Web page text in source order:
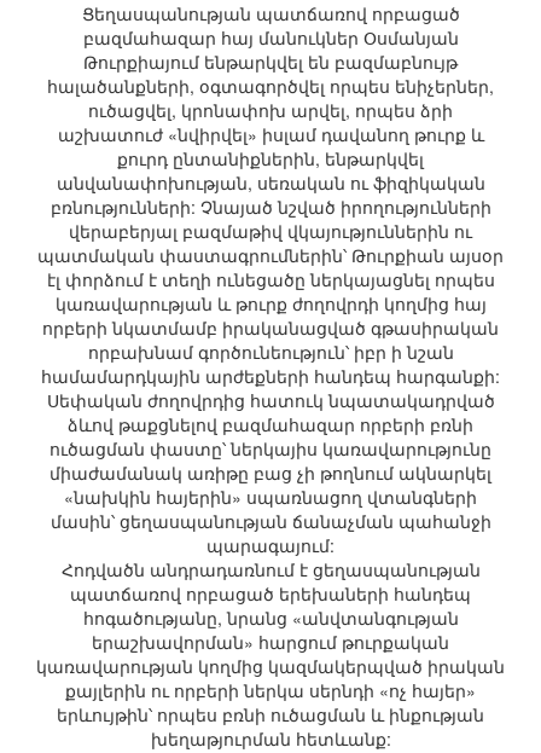
Ցեղասպանության պատճառով որբացած
բազմահազար հայ մանուկներ Օսմանյան
Թուրքիայում ենթարկվել են բազմաբնույթ
հալածանքների, օգտագործվել որպես ենիչերներ,
ուծացվել, կրոնափոխ արվել, որպես ձրի
աշխատուժ «նվիրվել» իսլամ դավանող թուրք և
քուրդ ընտանիքներին, ենթարկվել
անվանափոխության, սեռական ու ֆիզիկական
բռնությունների: Չնայած նշված իրողությունների
վերաբերյալ բազմաթիվ վկայություններին ու
պատմական փաստագրումներին՝ Թուրքիան այսօր
էլ փորձում է տեղի ունեցածը ներկայացնել որպես
կառավարության և թուրք ժողովրդի կողմից հայ
որբերի նկատմամբ իրականացված գթասիրական
որբախնամ գործունեություն՝ իբր ի նշան
համամարդկային արժեքների հանդեպ հարգանքի:
Սեփական ժողովրդից հատուկ նպատակադրված
ձևով թաքցնելով բազմահազար որբերի բռնի
ուծացման փաստը՝ ներկայիս կառավարությունը
միաժամանակ առիթը բաց չի թողնում ակնարկել
«նախկին հայերին» սպառնացող վտանգների
մասին՝ ցեղասպանության ճանաչման պահանջի
պարագայում:
Հոդվածն անդրադառնում է ցեղասպանության
պատճառով որբացած երեխաների հանդեպ
հոգածությանը, նրանց «անվտանգության
երաշխավորման» հարցում թուրքական
կառավարության կողմից կազմակերպված իրական
քայլերին ու որբերի ներկա սերնդի «ոչ հայեր»
երևույթին՝ որպես բռնի ուծացման և ինքության
խեղաթյուրման հետևանք: